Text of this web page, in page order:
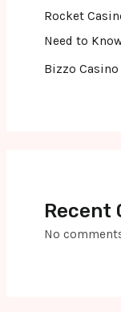
Rocket
Need to
Bizzo
Recent
No